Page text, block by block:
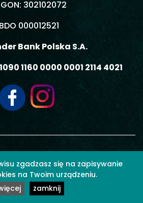
zgadzasz się na zapisywanie
na Twoim urządzeniu.
zamknij
302102072
BDO 000012521
Bank Polska S.A.
1160 0000 0001 2114 4021